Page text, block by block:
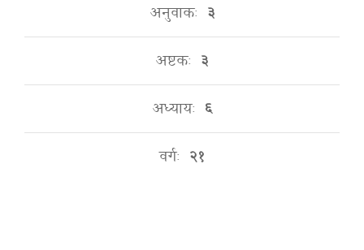
अनुवाकः ३
अष्टकः ३
अध्यायः ६
वर्गः २१